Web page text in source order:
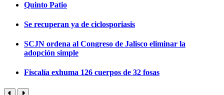
Quinto Patio
Se recuperan ya de ciclosporiasis
SCJN ordena al Congreso de Jalisco eliminar la
adopción simple
Fiscalía exhuma 126 cuerpos de 32 fosas